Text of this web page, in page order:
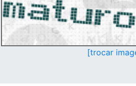
[trocar